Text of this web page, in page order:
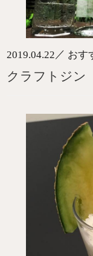
2019.04.22 ／ おす
クラフトジン